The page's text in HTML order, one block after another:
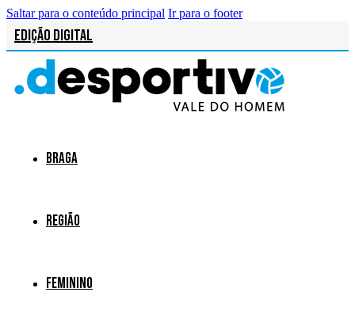
Saltar para o conteúdo principal Ir para o footer
Edição Digital
Braga
Região
Feminino